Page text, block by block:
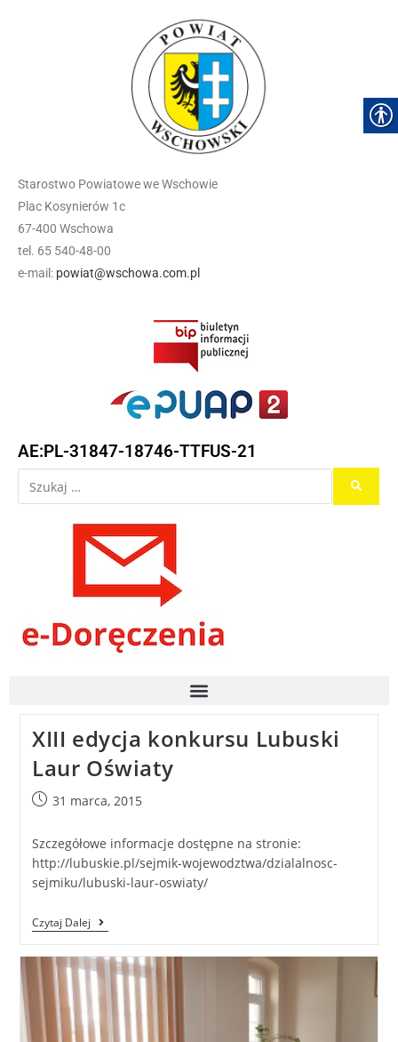
Starostwo Powiatowe we Wschowie
Plac Kosynierów 1c
67-400 Wschowa
tel. 65 540-48-00
e-mail: powiat@wschowa.com.pl
AE:PL-31847-18746-TTFUS-21
XIII edycja konkursu Lubuski
Laur Oświaty
31 marca, 2015
Szczegółowe informacje dostępne na stronie:
http://lubuskie.pl/sejmik-wojewodztwa/dzialalnosc-
sejmiku/lubuski-laur-oswiaty/
Czytaj Dalej